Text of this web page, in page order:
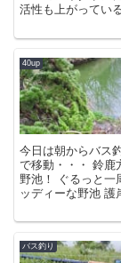
活性も上がってい
40up
今日は朝からバス
で移動・・・ 鈴鹿
野池！ ぐるっと一
ッディーな野池 護
バス釣り